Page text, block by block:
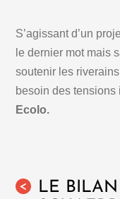
S’agissant d’un
le dernier mot mais
soutenir les
besoin des
Ecolo.
<
LE